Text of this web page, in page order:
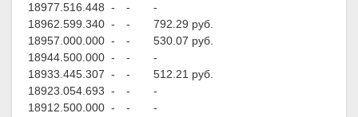
18977.516.448 - -
-
18962.599.340 - -
792.29 руб.
18957.000.000 - -
530.07 руб.
18944.500.000 - -
-
18933.445.307 - -
512.21 руб.
18923.054.693 - -
-
18912.500.000 - -
-